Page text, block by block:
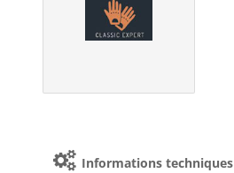
Informations techniques